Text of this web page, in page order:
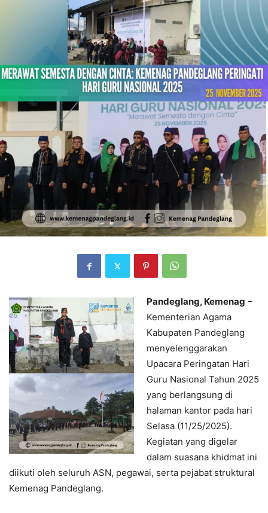
Pandeglang, Kemenag –
Kementerian Agama
Kabupaten Pandeglang
menyelenggarakan
Upacara Peringatan Hari
Guru Nasional Tahun 2025
yang berlangsung di
halaman kantor pada hari
Selasa (11/25/2025).
Kegiatan yang digelar
dalam suasana khidmat ini
diikuti oleh seluruh ASN, pegawai, serta pejabat struktural
Kemenag Pandeglang.